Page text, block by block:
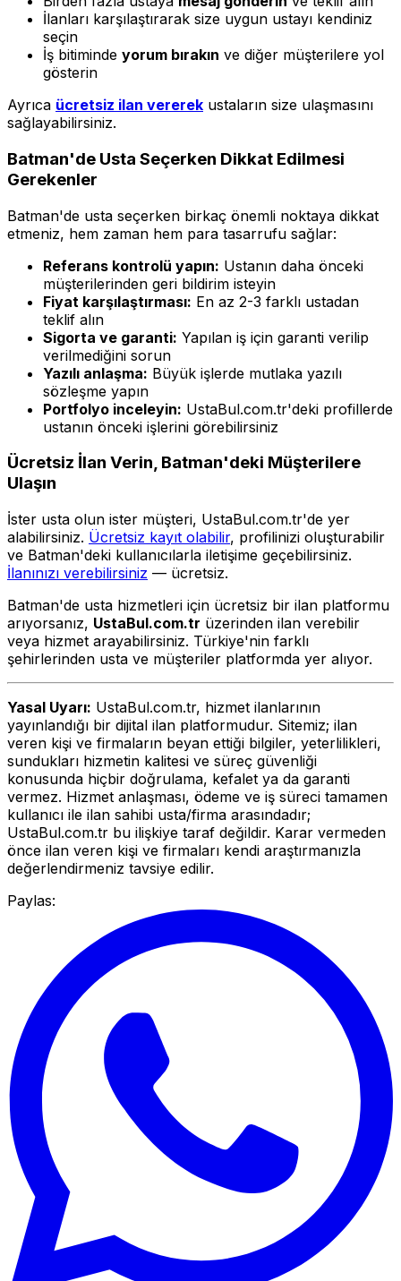
İlanları karşılaştırarak size uygun ustayı kendiniz
seçin
İş bitiminde yorum bırakın ve diğer müşterilere yol
gösterin
Ayrıca ücretsiz ilan vererek ustaların size ulaşmasını
sağlayabilirsiniz.
Batman'de Usta Seçerken Dikkat Edilmesi
Gerekenler
Batman'de usta seçerken birkaç önemli noktaya dikkat
etmeniz, hem zaman hem para tasarrufu sağlar:
Referans kontrolü yapın: Ustanın daha önceki
müşterilerinden geri bildirim isteyin
Fiyat karşılaştırması: En az 2-3 farklı ustadan
teklif alın
Sigorta ve garanti: Yapılan iş için garanti verilip
verilmediğini sorun
Yazılı anlaşma: Büyük işlerde mutlaka yazılı
sözleşme yapın
Portfolyo inceleyin: UstaBul.com.tr'deki profillerde
ustanın önceki işlerini görebilirsiniz
Ücretsiz İlan Verin, Batman'deki Müşterilere
Ulaşın
İster usta olun ister müşteri, UstaBul.com.tr'de yer
alabilirsiniz. Ücretsiz kayıt olabilir, profilinizi oluşturabilir
ve Batman'deki kullanıcılarla iletişime geçebilirsiniz.
İlanınızı verebilirsiniz — ücretsiz.
Batman'de usta hizmetleri için ücretsiz bir ilan platformu
arıyorsanız, UstaBul.com.tr üzerinden ilan verebilir
veya hizmet arayabilirsiniz. Türkiye'nin farklı
şehirlerinden usta ve müşteriler platformda yer alıyor.
Yasal Uyarı: UstaBul.com.tr, hizmet ilanlarının
yayınlandığı bir dijital ilan platformudur. Sitemiz; ilan
veren kişi ve firmaların beyan ettiği bilgiler, yeterlilikleri,
sundukları hizmetin kalitesi ve süreç güvenliği
konusunda hiçbir doğrulama, kefalet ya da garanti
vermez. Hizmet anlaşması, ödeme ve iş süreci tamamen
kullanıcı ile ilan sahibi usta/firma arasındadır;
UstaBul.com.tr bu ilişkiye taraf değildir. Karar vermeden
önce ilan veren kişi ve firmaları kendi araştırmanızla
değerlendirmeniz tavsiye edilir.
Paylas: